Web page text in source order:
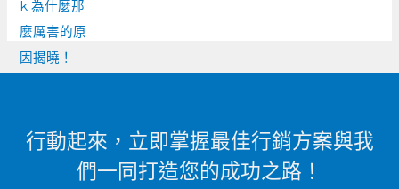
行動起來，立即掌握最佳行銷方案與我
們一同打造您的成功之路！